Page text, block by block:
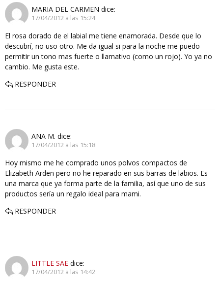
MARIA DEL CARMEN dice:
17/04/2012 a las 15:24
El rosa dorado de el labial me tiene enamorada. Desde que lo
descubrí, no uso otro. Me da igual si para la noche me puedo
permitir un tono mas fuerte o llamativo (como un rojo). Yo ya no
cambio. Me gusta este.
RESPONDER
ANA M. dice:
17/04/2012 a las 15:18
Hoy mismo me he comprado unos polvos compactos de
Elizabeth Arden pero no he reparado en sus barras de labios. Es
una marca que ya forma parte de la familia, así que uno de sus
productos sería un regalo ideal para mami.
RESPONDER
LITTLE SAE dice:
17/04/2012 a las 14:42